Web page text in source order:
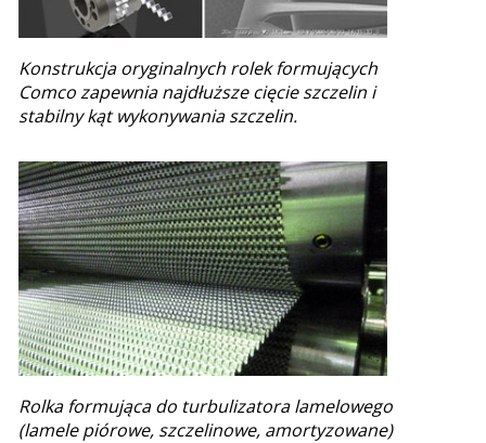
Konstrukcja oryginalnych rolek formujących
Comco zapewnia najdłuższe cięcie szczelin i
stabilny kąt wykonywania szczelin.
Rolka formująca do turbulizatora lamelowego
(lamele piórowe, szczelinowe, amortyzowane)